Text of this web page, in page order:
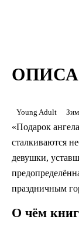
Young Adult
«Подарок
сталкиваются
девушки,
праздничным
О чём